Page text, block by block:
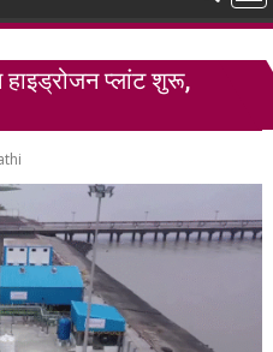
हाइड्रोजन प्लांट शुरू,